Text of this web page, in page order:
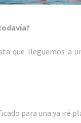
que lleguemos a
para una ya iré